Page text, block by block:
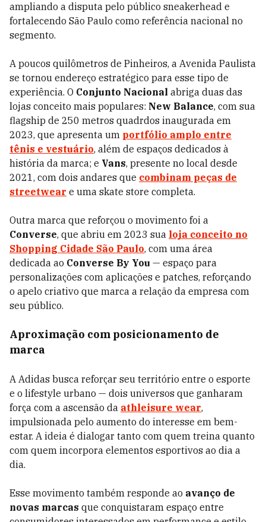
ampliando a disputa pelo público sneakerhead e
fortalecendo São Paulo como referência nacional no
segmento.
A poucos quilômetros de Pinheiros, a Avenida Paulista
se tornou endereço estratégico para esse tipo de
experiência. O Conjunto Nacional abriga duas das
lojas conceito mais populares: New Balance, com sua
flagship de 250 metros quadrdos inaugurada em
2023, que apresenta um portfólio amplo entre
tênis e vestuário, além de espaços dedicados à
história da marca; e Vans, presente no local desde
2021, com dois andares que combinam peças de
streetwear e uma skate store completa.
Outra marca que reforçou o movimento foi a
Converse, que abriu em 2023 sua loja conceito no
Shopping Cidade São Paulo, com uma área
dedicada ao Converse By You — espaço para
personalizações com aplicações e patches, reforçando
o apelo criativo que marca a relação da empresa com
seu público.
Aproximação com posicionamento de
marca
A Adidas busca reforçar seu território entre o esporte
e o lifestyle urbano — dois universos que ganharam
força com a ascensão da athleisure wear,
impulsionada pelo aumento do interesse em bem-
estar. A ideia é dialogar tanto com quem treina quanto
com quem incorpora elementos esportivos ao dia a
dia.
Esse movimento também responde ao avanço de
novas marcas que conquistaram espaço entre